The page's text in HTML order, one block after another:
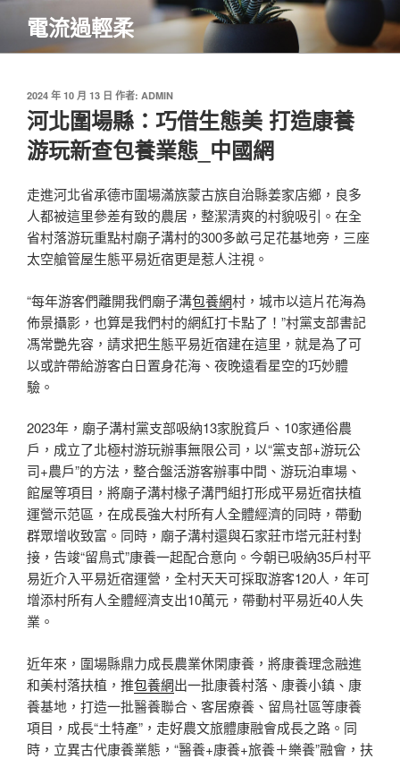
主
電流過輕柔
發
佈
於
2024 年 10 月 13 日 作者: ADMIN
河北圍場縣：巧借生態美 打造康養
游玩新查包養業態_中國網
走進河北省承德市圍場滿族蒙古族自治縣姜家店鄉，良多
人都被這里參差有致的農居，整潔清爽的村貌吸引。在全
省村落游玩重點村廟子溝村的300多畝弓足花基地旁，三座
太空艙管屋生態平易近宿更是惹人注視。
“每年游客們離開我們廟子溝包養網村，城市以這片花海為
佈景攝影，也算是我們村的網紅打卡點了！”村黨支部書記
馮常艷先容，請求把生態平易近宿建在這里，就是為了可
以或許帶給游客白日置身花海、夜晚遠看星空的巧妙體
驗。
2023年，廟子溝村黨支部吸納13家脫貧戶、10家通俗農
戶，成立了北極村游玩辦事無限公司，以“黨支部+游玩公
司+農戶”的方法，整合盤活游客辦事中間、游玩泊車場、
館屋等項目，將廟子溝村椽子溝門組打形成平易近宿扶植
運營示范區，在成長強大村所有人全體經濟的同時，帶動
群眾增收致富。同時，廟子溝村還與石家莊市塔元莊村對
接，告竣“留鳥式”康養一起配合意向。今朝已吸納35戶村平
易近介入平易近宿運營，全村天天可採取游客120人，年可
增添村所有人全體經濟支出10萬元，帶動村平易近40人失
業。
近年來，圍場縣鼎力成長農業休閑康養，將康養理念融進
和美村落扶植，推包養網出一批康養村落、康養小鎮、康
養基地，打造一批醫養聯合、客居療養、留鳥社區等康養
項目，成長“土特產”，走好農文旅體康融會成長之路。同
時，立異古代康養業態，“醫養+康養+旅養＋樂養”融會，扶